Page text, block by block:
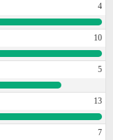
4
10
5
13
7